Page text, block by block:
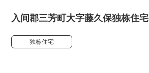
入间郡三芳町大字藤久保独栋住宅
独栋住宅